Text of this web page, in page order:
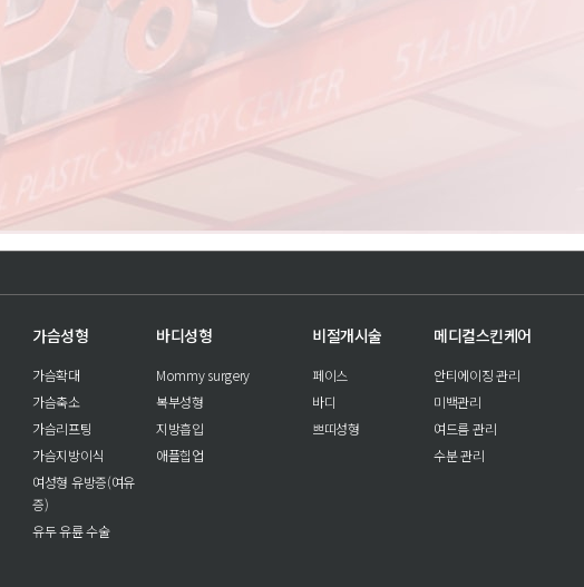
가슴성형
가슴확대
가슴축소
가슴리프팅
가슴지방이식
여성형 유방증(여유
증)
유두 유륜 수술
바디성형
Mommy surgery
복부성형
지방흡입
애플힙업
비절개시술
페이스
바디
쁘띠성형
메디컬스킨케어
안티에이징 관리
미백관리
여드름 관리
수분 관리